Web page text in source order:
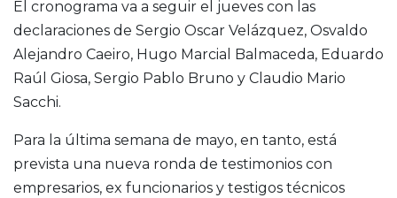
El cronograma va a seguir el jueves con las
declaraciones de Sergio Oscar Velázquez, Osvaldo
Alejandro Caeiro, Hugo Marcial Balmaceda, Eduardo
Raúl Giosa, Sergio Pablo Bruno y Claudio Mario
Sacchi.
Para la última semana de mayo, en tanto, está
prevista una nueva ronda de testimonios con
empresarios, ex funcionarios y testigos técnicos